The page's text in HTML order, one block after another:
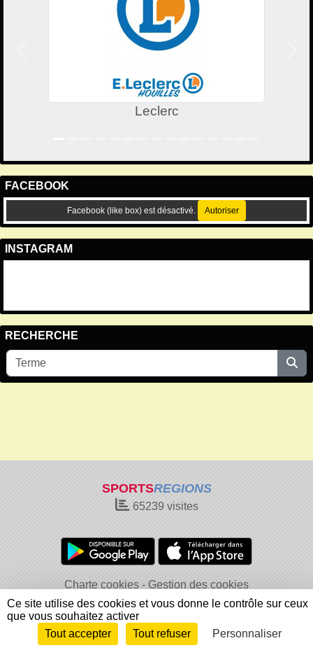
Leclerc
FACEBOOK
Facebook (like box) est désactivé. Autoriser
INSTAGRAM
RECHERCHE
SPORTSREGIONS
65239 visites
Charte cookies
Gestion des cookies
Informations légales
Signaler un contenu inapproprié
Envie de participer ? Connexion
Ce site utilise des cookies et vous donne le contrôle sur ceux
que vous souhaitez activer
Tout accepter
Tout refuser Personnaliser